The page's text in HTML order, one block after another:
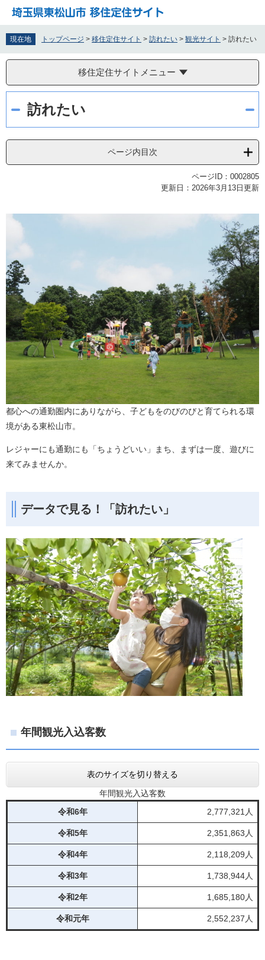
ー
ジ
頭
ニ
ュ
飛
て
本
へ
現在地 トップページ > 移住定住サイト > 訪れたい > 観光サイト > 訪れたい
移住定住サイトメニュー
文
訪れたい
ページ内目次
ページID：0002805
更新日：2026年3月13日更新
都心への通勤圏内にありながら、子どもをのびのびと育てられる環
境がある東松山市。
レジャーにも通勤にも「ちょうどいい」まち、まずは一度、遊びに
来てみませんか。
データで見る！「訪れたい」
年間観光入込客数
表のサイズを切り替える
年間観光入込客数
令和6年
2,777,321人
令和5年 2,351,863人
令和4年 2,118,209人
令和3年 1,738,944人
令和2年 1,685,180人
令和元年 2,552,237人